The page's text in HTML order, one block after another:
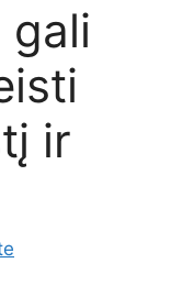
gali
ir